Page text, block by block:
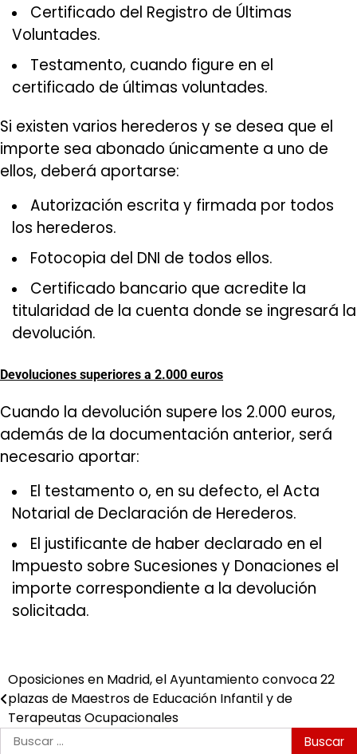
Certificado del Registro de Últimas
Voluntades.
Testamento, cuando figure en el
certificado de últimas voluntades.
Si existen varios herederos y se desea que el
importe sea abonado únicamente a uno de
ellos, deberá aportarse:
Autorización escrita y firmada por todos
los herederos.
Fotocopia del DNI de todos ellos.
Certificado bancario que acredite la
titularidad de la cuenta donde se ingresará la
devolución.
Devoluciones superiores a 2.000 euros
Cuando la devolución supere los 2.000 euros,
además de la documentación anterior, será
necesario aportar:
El testamento o, en su defecto, el Acta
Notarial de Declaración de Herederos.
El justificante de haber declarado en el
Impuesto sobre Sucesiones y Donaciones el
importe correspondiente a la devolución
solicitada.
Navegación
de
entradas
Oposiciones en Madrid, el Ayuntamiento convoca 22
plazas de Maestros de Educación Infantil y de
Terapeutas Ocupacionales
Buscar: